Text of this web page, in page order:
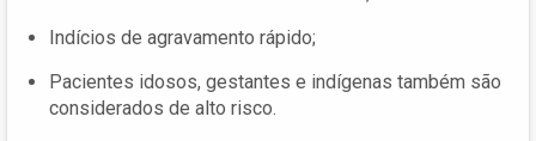
Indícios de agravamento rápido;
Pacientes idosos, gestantes e indígenas também são
considerados de alto risco.